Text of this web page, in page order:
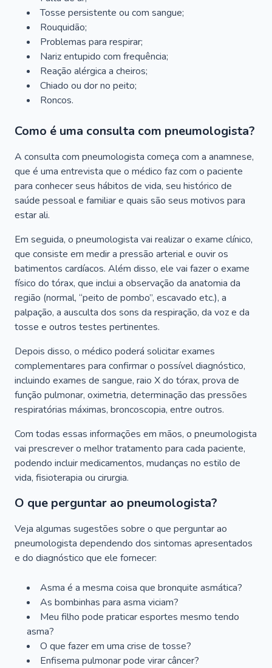
Tosse persistente ou com sangue;
Rouquidão;
Problemas para respirar;
Nariz entupido com frequência;
Reação alérgica a cheiros;
Chiado ou dor no peito;
Roncos.
Como é uma consulta com pneumologista?
A consulta com pneumologista começa com a anamnese,
que é uma entrevista que o médico faz com o paciente
para conhecer seus hábitos de vida, seu histórico de
saúde pessoal e familiar e quais são seus motivos para
estar ali.
Em seguida, o pneumologista vai realizar o exame clínico,
que consiste em medir a pressão arterial e ouvir os
batimentos cardíacos. Além disso, ele vai fazer o exame
físico do tórax, que inclui a observação da anatomia da
região (normal, “peito de pombo”, escavado etc.), a
palpação, a ausculta dos sons da respiração, da voz e da
tosse e outros testes pertinentes.
Depois disso, o médico poderá solicitar exames
complementares para confirmar o possível diagnóstico,
incluindo exames de sangue, raio X do tórax, prova de
função pulmonar, oximetria, determinação das pressões
respiratórias máximas, broncoscopia, entre outros.
Com todas essas informações em mãos, o pneumologista
vai prescrever o melhor tratamento para cada paciente,
podendo incluir medicamentos, mudanças no estilo de
vida, fisioterapia ou cirurgia.
O que perguntar ao pneumologista?
Veja algumas sugestões sobre o que perguntar ao
pneumologista dependendo dos sintomas apresentados
e do diagnóstico que ele fornecer:
Asma é a mesma coisa que bronquite asmática?
As bombinhas para asma viciam?
Meu filho pode praticar esportes mesmo tendo
asma?
O que fazer em uma crise de tosse?
Enfisema pulmonar pode virar câncer?